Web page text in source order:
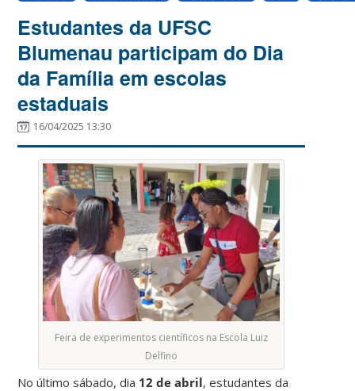
Estudantes da UFSC
Blumenau participam do Dia
da Família em escolas
estaduais
16/04/2025 13:30
Feira de experimentos científicos na Escola Luiz
Delfino
No último sábado, dia 12 de abril, estudantes da